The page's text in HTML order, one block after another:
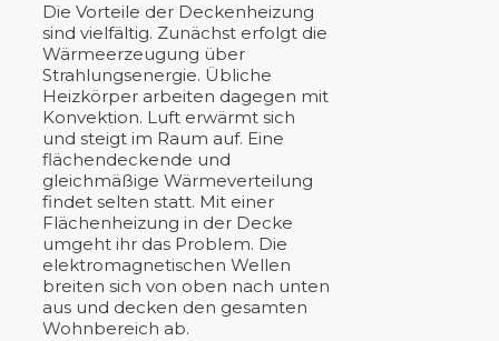
Die Vorteile der Deckenheizung
sind vielfältig. Zunächst erfolgt die
Wärmeerzeugung über
Strahlungsenergie. Übliche
Heizkörper arbeiten dagegen mit
Konvektion. Luft erwärmt sich
und steigt im Raum auf. Eine
flächendeckende und
gleichmäßige Wärmeverteilung
findet selten statt. Mit einer
Flächenheizung in der Decke
umgeht ihr das Problem. Die
elektromagnetischen Wellen
breiten sich von oben nach unten
aus und decken den gesamten
Wohnbereich ab.